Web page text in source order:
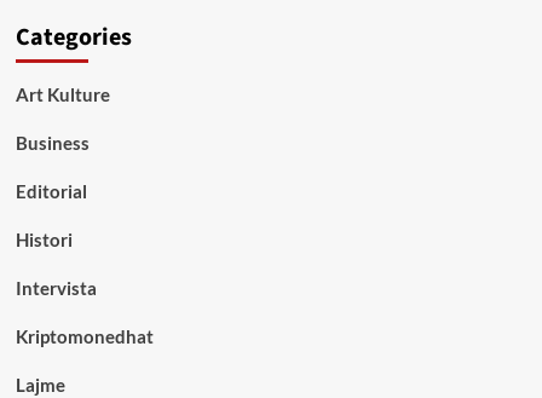
Categories
Art Kulture
Business
Editorial
Histori
Intervista
Kriptomonedhat
Lajme